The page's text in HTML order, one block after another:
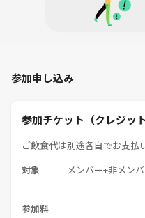
【こんな方には向きませんので
・ワ○チンに対して差別的な発言
【参加者の声】
・想像を絶する情報で時間があ
参加申し込み
参加チケット（クレジット
ご飲食代は別途各自でお支払
対象 メンバー+非メン
参加料